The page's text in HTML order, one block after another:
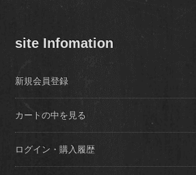
site Infomation
新規会員登録
カートの中を見る
ログイン・購入履歴